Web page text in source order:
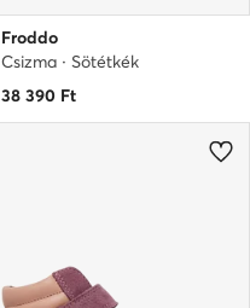
Froddo
Csizma · Sötétkék
38 390 Ft